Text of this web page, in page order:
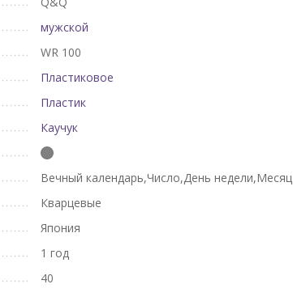
мужской
WR 100
Пластиковое
Пластик
Каучук
Вечный календарь,Число,День недели,Месяц
Кварцевые
Япония
1 год
40